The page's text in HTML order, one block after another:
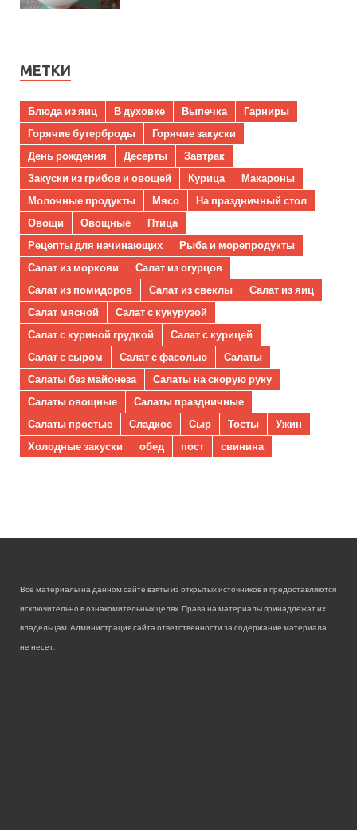
МЕТКИ
Блюда из яиц В духовке Выпечка
Гарниры
Горячие бутерброды
Горячие закуски
День рождения
Десерты
Завтрак
Закуски из грибов и овощей
Курица
Макароны
Молочные продукты
Мясо
На праздничный стол
Овощи
Овощные
Птица
Рецепты для начинающих
Рыба и морепродукты
Салат из моркови
Салат из огурцов
Салат из помидоров
Салат из свеклы
Салат из яиц
Салат мясной
Салат с кукурузой
Салат с куриной грудкой
Салат с курицей
Салат с сыром
Салат с фасолью
Салаты
Салаты без майонеза
Салаты на скорую руку
Салаты овощные
Салаты праздничные
Салаты простые
Сладкое Сыр Тосты
Ужин
Холодные закуски
обед пост свинина
Все материалы на данном сайте взяты из открытых источников и предоставляются
исключительно в ознакомительных целях. Права на материалы принадлежат их
владельцам. Администрация сайта ответственности за содержание материала
не несет.